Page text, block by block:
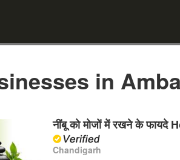
in
नींबू को मोजों में रखने के फायदे
Chandigarh